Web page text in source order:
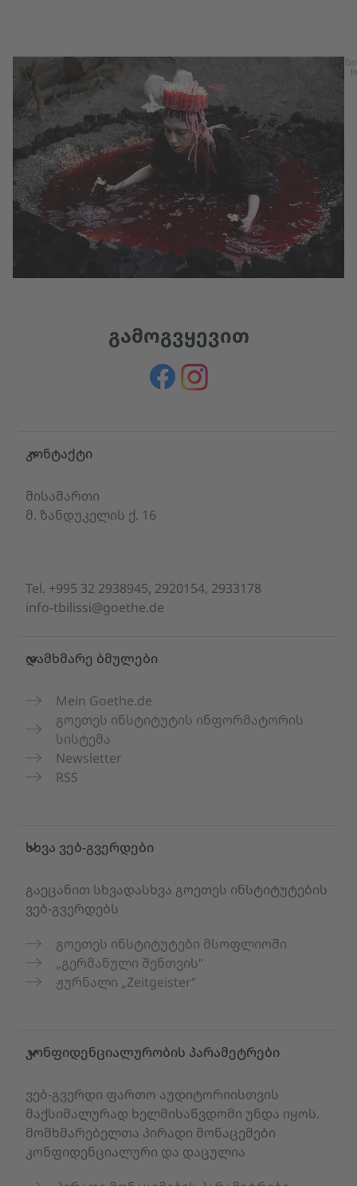
გამოგვყევით
Service- und Informationsbereich
კონტაქტი
მისამართი
მ. ზანდუკელის ქ. 16
Tel. +995 32 2938945, 2920154, 2933178
info-tbilissi@goethe.de
დამხმარე ბმულები
Mein Goethe.de
გოეთეს ინსტიტუტის ინფორმატორის
სისტემა
Newsletter
RSS
სხვა ვებ-გვერდები
გაეცანით სხვადასხვა გოეთეს ინსტიტუტების
ვებ-გვერდებს
გოეთეს ინსტიტუტები მსოფლიოში
„გერმანული შენთვის“
ჟურნალი „Zeitgeister“
კონფიდენციალურობის პარამეტრები
ვებ-გვერდი ფართო აუდიტორიისთვის
მაქსიმალურად ხელმისაწვდომი უნდა იყოს.
მომხმარებელთა პირადი მონაცემები
კონფიდენციალური და დაცულია